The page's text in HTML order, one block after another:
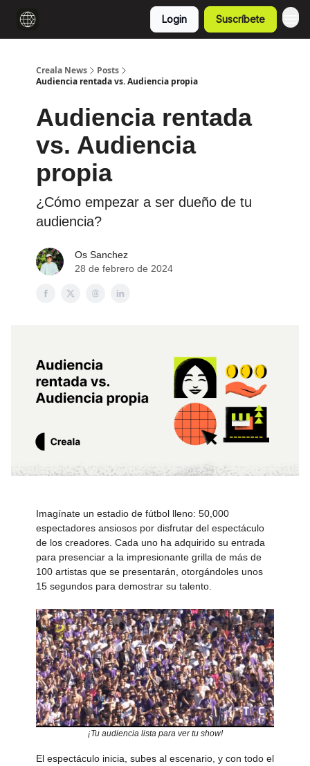
Login Suscríbete
Creala News
Posts
Audiencia rentada vs. Audiencia propia
Audiencia rentada
vs. Audiencia
propia
¿Cómo empezar a ser dueño de tu
audiencia?
Os Sanchez
28 de febrero de 2024
Imagínate un estadio de fútbol lleno: 50,000
espectadores ansiosos por disfrutar del espectáculo
de los creadores. Cada uno ha adquirido su entrada
para presenciar a la impresionante grilla de más de
100 artistas que se presentarán, otorgándoles unos
15 segundos para demostrar su talento.
¡Tu audiencia lista para ver tu show!
El espectáculo inicia, subes al escenario, y con todo el